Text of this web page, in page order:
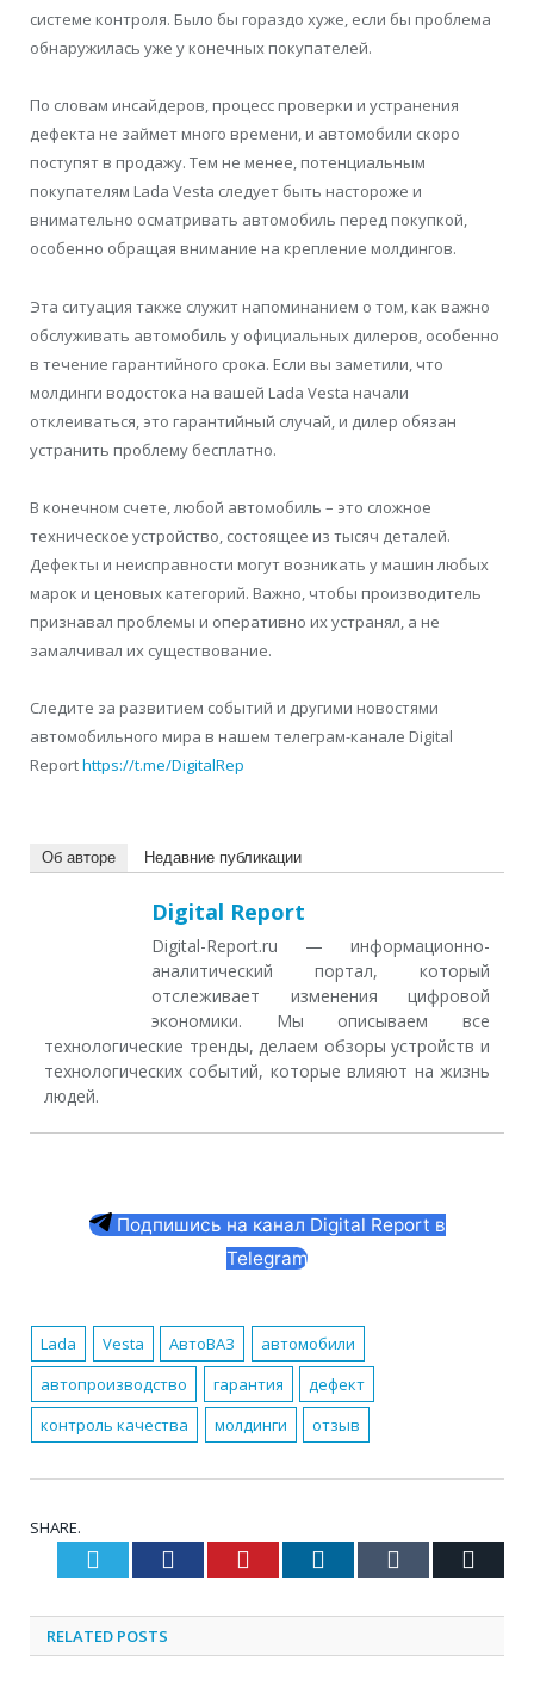
системе контроля. Было бы гораздо хуже, если бы проблема
обнаружилась уже у конечных покупателей.
По словам инсайдеров, процесс проверки и устранения
дефекта не займет много времени, и автомобили скоро
поступят в продажу. Тем не менее, потенциальным
покупателям Lada Vesta следует быть настороже и
внимательно осматривать автомобиль перед покупкой,
особенно обращая внимание на крепление молдингов.
Эта ситуация также служит напоминанием о том, как важно
обслуживать автомобиль у официальных дилеров, особенно
в течение гарантийного срока. Если вы заметили, что
молдинги водостока на вашей Lada Vesta начали
отклеиваться, это гарантийный случай, и дилер обязан
устранить проблему бесплатно.
В конечном счете, любой автомобиль – это сложное
техническое устройство, состоящее из тысяч деталей.
Дефекты и неисправности могут возникать у машин любых
марок и ценовых категорий. Важно, чтобы производитель
признавал проблемы и оперативно их устранял, а не
замалчивал их существование.
Следите за развитием событий и другими новостями
автомобильного мира в нашем телеграм-канале Digital
Reporthttps://t.me/DigitalRep
Об авторе Недавние публикации
Digital Report
Digital-Report.ru — информационно-
аналитический портал, который
отслеживает изменения цифровой
экономики. Мы описываем все
технологические тренды, делаем обзоры устройств и
технологических событий, которые влияют на жизнь
людей.
Подпишись на канал Digital Report в
Telegram
Lada Vesta АвтоВАЗ
автомобили
автопроизводство
гарантия
дефект
контроль качества
молдинги отзыв
SHARE.
Twitter Facebook Pinterest LinkedIn Tumblr
RELATED POSTS